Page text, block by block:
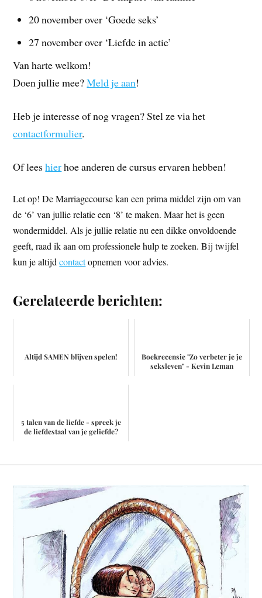
20 november over ‘Goede seks’
27 november over ‘Liefde in actie’
Van harte welkom!
Doen jullie mee?Meld je aan!
Heb je interesse of nog vragen? Stel ze via het
contactformulier.
Of leeshierhoe anderen de cursus ervaren hebben!
Let op! De Marriagecourse kan een prima middel zijn om van
de ‘6’ van jullie relatie een ‘8’ te maken. Maar het is geen
wondermiddel. Als je jullie relatie nu een dikke onvoldoende
geeft, raad ik aan om professionele hulp te zoeken. Bij twijfel
kun je altijdcontactopnemen voor advies.
Gerelateerde berichten:
Altijd SAMEN blijven spelen!
Boekrecensie "Zo verbeter je je
seksleven" - Kevin Leman
5 talen van de liefde - spreek je
de liefdestaal van je geliefde?